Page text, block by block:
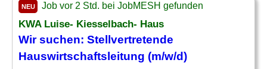
NEU Job vor 2 Std. bei JobMESH gefunden
KWA Luise- Kiesselbach- Haus
Wir suchen: Stellvertretende
Hauswirtschaftsleitung (m/w/d)